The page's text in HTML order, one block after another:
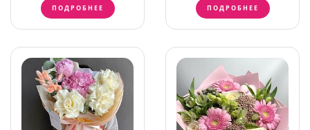
ПОДРОБНЕЕ ПОДРОБНЕЕ